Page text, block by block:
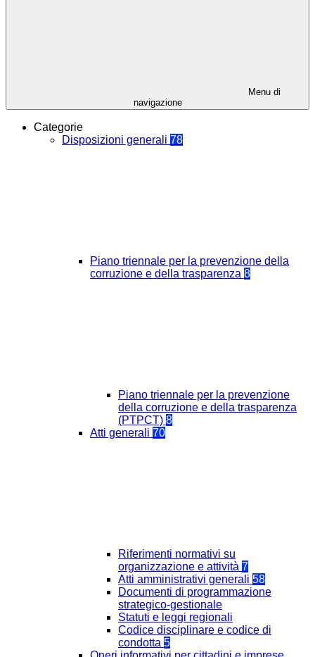
Menu di
navigazione
Categorie
Disposizioni generali 78
Piano triennale per la prevenzione della
corruzione e della trasparenza 8
Piano triennale per la prevenzione
della corruzione e della trasparenza
(PTPCT) 8
Atti generali 70
Riferimenti normativi su
organizzazione e attività 7
Atti amministrativi generali 58
Documenti di programmazione
strategico-gestionale
Statuti e leggi regionali
Codice disciplinare e codice di
condotta 5